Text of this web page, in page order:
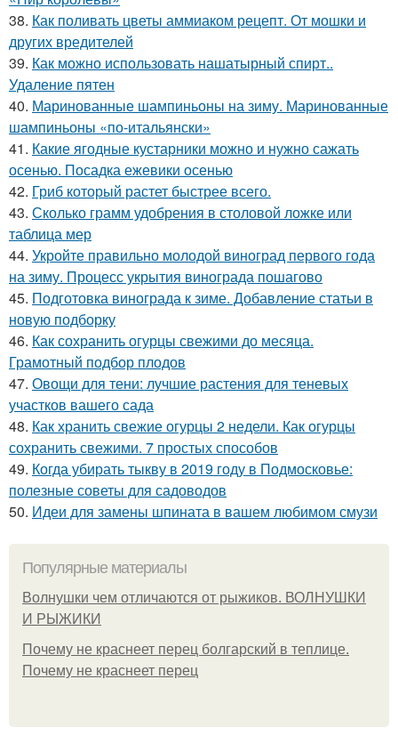
38. Как поливать цветы аммиаком рецепт. От мошки и
других вредителей
39. Как можно использовать нашатырный спирт..
Удаление пятен
40. Маринованные шампиньоны на зиму. Маринованные
шампиньоны «по-итальянски»
41. Какие ягодные кустарники можно и нужно сажать
осенью. Посадка ежевики осенью
42. Гриб который растет быстрее всего.
43. Сколько грамм удобрения в столовой ложке или
таблица мер
44. Укройте правильно молодой виноград первого года
на зиму. Процесс укрытия винограда пошагово
45. Подготовка винограда к зиме. Добавление статьи в
новую подборку
46. Как сохранить огурцы свежими до месяца.
Грамотный подбор плодов
47. Овощи для тени: лучшие растения для теневых
участков вашего сада
48. Как хранить свежие огурцы 2 недели. Как огурцы
сохранить свежими. 7 простых способов
49. Когда убирать тыкву в 2019 году в Подмосковье:
полезные советы для садоводов
50. Идеи для замены шпината в вашем любимом смузи
Популярные материалы
Волнушки чем отличаются от рыжиков. ВОЛНУШКИ
И РЫЖИКИ
Почему не краснеет перец болгарский в теплице.
Почему не краснеет перец